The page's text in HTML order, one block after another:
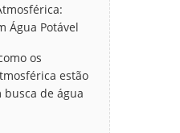
Água Potável
os
estão
de água